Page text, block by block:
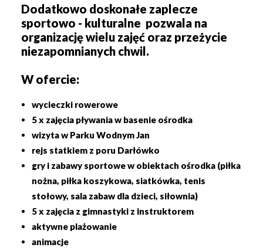
Dodatkowo doskonałe zaplecze
sportowo - kulturalne pozwala na
organizację wielu zajęć oraz przeżycie
niezapomnianych chwil.
W ofercie:
wycieczki rowerowe
5 x zajęcia pływania w basenie ośrodka
wizyta w Parku Wodnym Jan
rejs statkiem z poru Darłówko
gry i zabawy sportowe w obiektach ośrodka (piłka
nożna, piłka koszykowa, siatkówka, tenis
stołowy, sala zabaw dla dzieci, siłownia)
5 x zajęcia z gimnastyki z instruktorem
aktywne plażowanie
animacje